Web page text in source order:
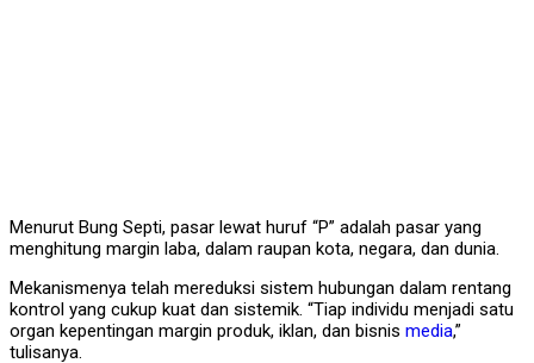
Menurut Bung Septi, pasar lewat huruf “P” adalah pasar yang
menghitung margin laba, dalam raupan kota, negara, dan dunia.
Mekanismenya telah mereduksi sistem hubungan dalam rentang
kontrol yang cukup kuat dan sistemik. “Tiap individu menjadi satu
organ kepentingan margin produk, iklan, dan bisnis media,”
tulisanya.